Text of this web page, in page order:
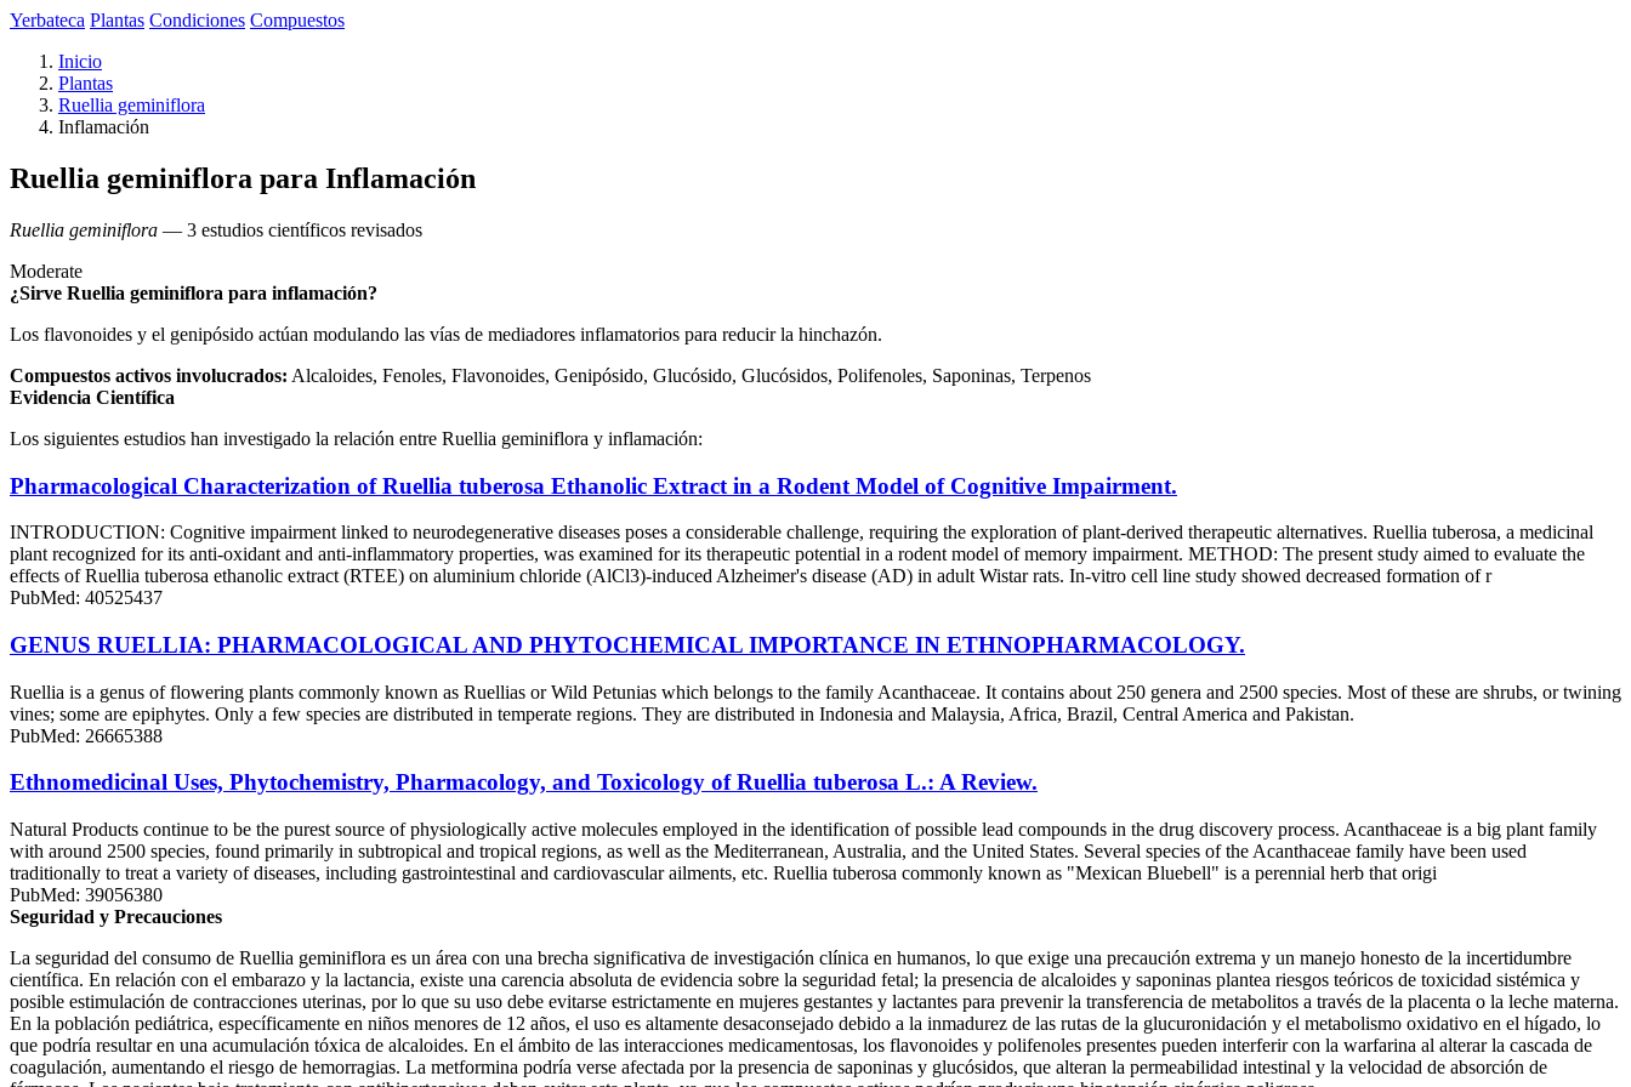
Yerbateca Plantas Condiciones Compuestos
Inicio
Plantas
Ruellia geminiflora
Inflamación
Ruellia geminiflora para Inflamación
Ruellia geminiflora — 3 estudios científicos revisados
Moderate
¿Sirve Ruellia geminiflora para inflamación?
Los flavonoides y el genipósido actúan modulando las vías de mediadores inflamatorios para reducir la hinchazón.
Compuestos activos involucrados: Alcaloides, Fenoles, Flavonoides, Genipósido, Glucósido, Glucósidos, Polifenoles, Saponinas, Terpenos
Evidencia Científica
Los siguientes estudios han investigado la relación entre Ruellia geminiflora y inflamación:
Pharmacological Characterization of Ruellia tuberosa Ethanolic Extract in a Rodent Model of Cognitive Impairment.
INTRODUCTION: Cognitive impairment linked to neurodegenerative diseases poses a considerable challenge, requiring the exploration of plant-derived therapeutic alternatives. Ruellia tuberosa, a medicinal
plant recognized for its anti-oxidant and anti-inflammatory properties, was examined for its therapeutic potential in a rodent model of memory impairment. METHOD: The present study aimed to evaluate the
effects of Ruellia tuberosa ethanolic extract (RTEE) on aluminium chloride (AlCl3)-induced Alzheimer's disease (AD) in adult Wistar rats. In-vitro cell line study showed decreased formation of r
PubMed: 40525437
GENUS RUELLIA: PHARMACOLOGICAL AND PHYTOCHEMICAL IMPORTANCE IN ETHNOPHARMACOLOGY.
Ruellia is a genus of flowering plants commonly known as Ruellias or Wild Petunias which belongs to the family Acanthaceae. It contains about 250 genera and 2500 species. Most of these are shrubs, or twining
vines; some are epiphytes. Only a few species are distributed in temperate regions. They are distributed in Indonesia and Malaysia, Africa, Brazil, Central America and Pakistan.
PubMed: 26665388
Ethnomedicinal Uses, Phytochemistry, Pharmacology, and Toxicology of Ruellia tuberosa L.: A Review.
Natural Products continue to be the purest source of physiologically active molecules employed in the identification of possible lead compounds in the drug discovery process. Acanthaceae is a big plant family
with around 2500 species, found primarily in subtropical and tropical regions, as well as the Mediterranean, Australia, and the United States. Several species of the Acanthaceae family have been used
traditionally to treat a variety of diseases, including gastrointestinal and cardiovascular ailments, etc. Ruellia tuberosa commonly known as "Mexican Bluebell" is a perennial herb that origi
PubMed: 39056380
Seguridad y Precauciones
La seguridad del consumo de Ruellia geminiflora es un área con una brecha significativa de investigación clínica en humanos, lo que exige una precaución extrema y un manejo honesto de la incertidumbre
científica. En relación con el embarazo y la lactancia, existe una carencia absoluta de evidencia sobre la seguridad fetal; la presencia de alcaloides y saponinas plantea riesgos teóricos de toxicidad sistémica y
posible estimulación de contracciones uterinas, por lo que su uso debe evitarse estrictamente en mujeres gestantes y lactantes para prevenir la transferencia de metabolitos a través de la placenta o la leche materna.
En la población pediátrica, específicamente en niños menores de 12 años, el uso es altamente desaconsejado debido a la inmadurez de las rutas de la glucuronidación y el metabolismo oxidativo en el hígado, lo
que podría resultar en una acumulación tóxica de alcaloides. En el ámbito de las interacciones medicamentosas, los flavonoides y polifenoles presentes pueden interferir con la warfarina al alterar la cascada de
coagulación, aumentando el riesgo de hemorragias. La metformina podría verse afectada por la presencia de saponinas y glucósidos, que alteran la permeabilidad intestinal y la velocidad de absorción de